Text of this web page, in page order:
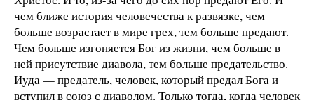
чем ближе история человечества к развязке, чем
больше возрастает в мире грех, тем больше предают.
Чем больше изгоняется Бог из жизни, чем больше в
ней присутствие диавола, тем больше предательство.
Иуда — предатель, человек, который предал Бога и
вступил в союз с диаволом. Только тогда, когда человек